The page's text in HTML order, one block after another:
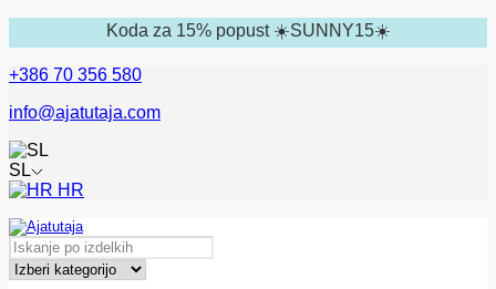
Koda za 15% popust ☀️SUNNY15☀️
+386 70 356 580
info@ajatutaja.com
SL
HR